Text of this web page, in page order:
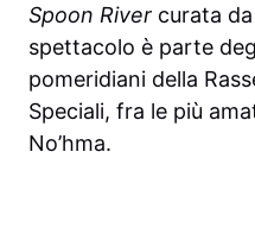
Spoon River curata da
spettacolo è parte
pomeridiani della
Speciali, fra le più
No’hma.